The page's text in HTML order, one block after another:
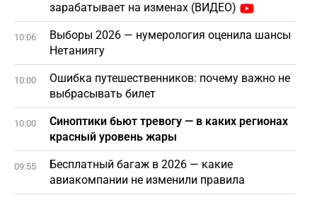
зарабатывает на изменах (ВИДЕО)
10:06
Выборы 2026 — нумерология оценила шансы
Нетаниягу
10:00
Ошибка путешественников: почему важно не
выбрасывать билет
10:00
Синоптики бьют тревогу — в каких регионах
красный уровень жары
09:55
Бесплатный багаж в 2026 — какие
авиакомпании не изменили правила